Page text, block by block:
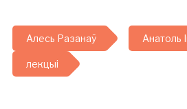
Алесь Разанаў Анатоль
лекцыі